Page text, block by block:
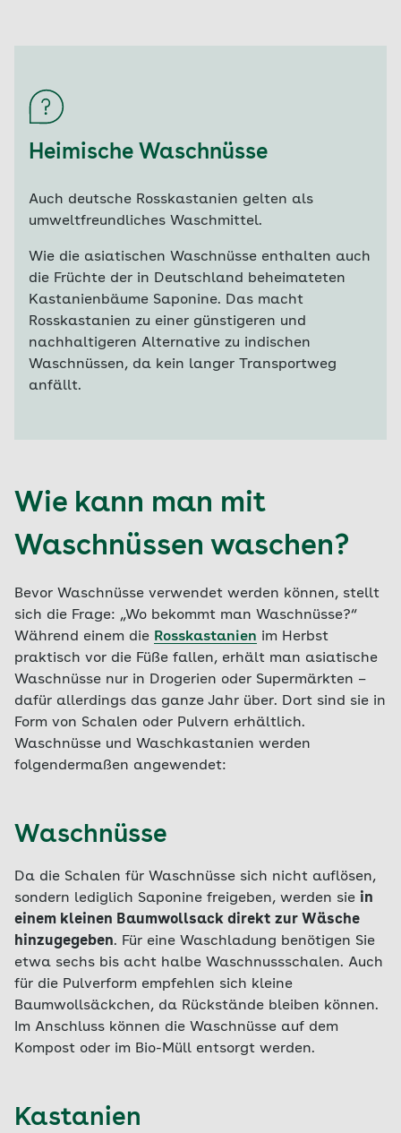
Heimische Waschnüsse
Auch deutsche Rosskastanien gelten als
umweltfreundliches Waschmittel.
Wie die asiatischen Waschnüsse enthalten auch
die Früchte der in Deutschland beheimateten
Kastanienbäume Saponine. Das macht
Rosskastanien zu einer günstigeren und
nachhaltigeren Alternative zu indischen
Waschnüssen, da kein langer Transportweg
anfällt.
Wie kann man mit
Waschnüssen waschen?
Bevor Waschnüsse verwendet werden können, stellt
sich die Frage: „Wo bekommt man Waschnüsse?“
Während einem die Rosskastanien im Herbst
praktisch vor die Füße fallen, erhält man asiatische
Waschnüsse nur in Drogerien oder Supermärkten –
dafür allerdings das ganze Jahr über. Dort sind sie in
Form von Schalen oder Pulvern erhältlich.
Waschnüsse und Waschkastanien werden
folgendermaßen angewendet:
Waschnüsse
Da die Schalen für Waschnüsse sich nicht auflösen,
sondern lediglich Saponine freigeben, werden sie in
einem kleinen Baumwollsack direkt zur Wäsche
hinzugegeben. Für eine Waschladung benötigen Sie
etwa sechs bis acht halbe Waschnussschalen. Auch
für die Pulverform empfehlen sich kleine
Baumwollsäckchen, da Rückstände bleiben können.
Im Anschluss können die Waschnüsse auf dem
Kompost oder im Bio-Müll entsorgt werden.
Kastanien